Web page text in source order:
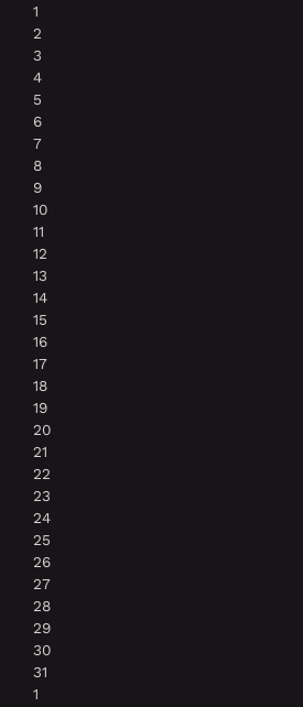
1
2
3
4
5
6
7
8
9
10
11
12
13
14
15
16
17
18
19
20
21
22
23
24
25
26
27
28
29
30
31
1